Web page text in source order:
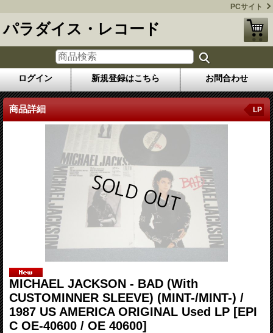
PCサイト
パラダイス・レコード
ログイン 新規登録はこちら お問合わせ
商品詳細 LP
MICHAEL JACKSON - BAD (With
CUSTOMINNER SLEEVE) (MINT-/MINT-) /
1987 US AMERICA ORIGINAL Used LP [EPI
C OE-40600 / OE 40600]